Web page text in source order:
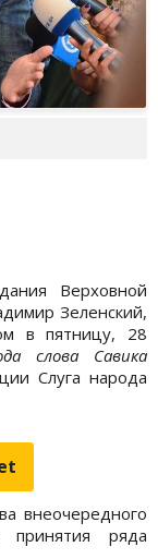
Верховной
Зеленский,
в пятницу, 28
слова Савика
Слуга народа
внеочередного
принятия ряда